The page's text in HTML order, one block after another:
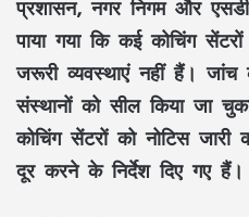
पाया गया कि कई कोचिंग
जरूरी व्यवस्थाएं नहीं हैं।
संस्थानों को सील किया जा
कोचिंग सेंटरों को नोटिस
दूर करने के निर्देश दिए गए हैं।